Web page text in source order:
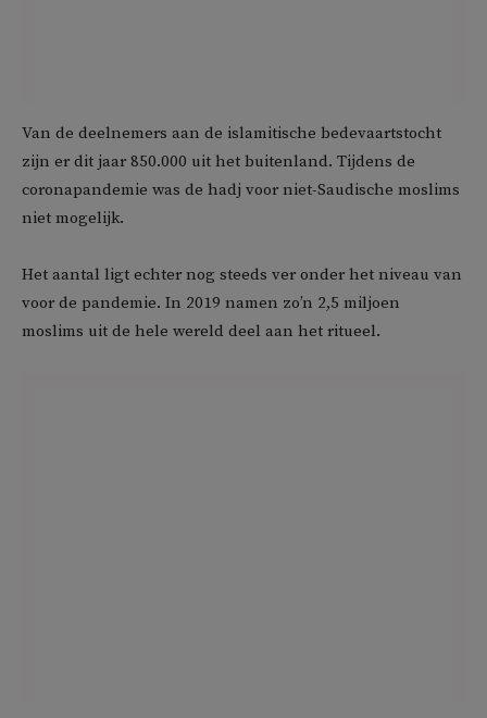
Van de deelnemers aan de islamitische bedevaartstocht
zijn er dit jaar 850.000 uit het buitenland. Tijdens de
coronapandemie was de hadj voor niet-Saudische moslims
niet mogelijk.
Het aantal ligt echter nog steeds ver onder het niveau van
voor de pandemie. In 2019 namen zo’n 2,5 miljoen
moslims uit de hele wereld deel aan het ritueel.